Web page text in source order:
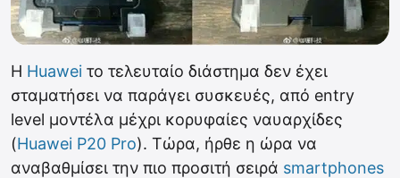
H Huawei το τελευταίο διάστημα δεν έχει
σταματήσει να παράγει συσκευές, από entry
level μοντέλα μέχρι κορυφαίες ναυαρχίδες
(Huawei P20 Pro). Τώρα, ήρθε η ώρα να
αναβαθμίσει την πιο προσιτή σειρά smartphones